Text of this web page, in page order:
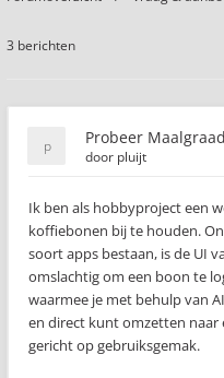
3 berichten
Probeer
door pluijt
Ik ben als hobbyproject een
koffiebonen bij te houden.
soort apps bestaan, is de UI
omslachtig om een boon te
waarmee je met behulp van
en direct kunt omzetten naar
gericht op gebruiksgemak.